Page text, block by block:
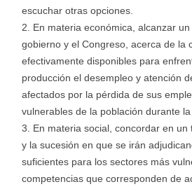
escuchar otras opciones.
En materia económica, alcanzar
gobierno y el Congreso, acerca de la
efectivamente disponibles para
producción el desempleo y atención
afectados por la pérdida de sus
vulnerables de la población durante
En materia social, concordar en
y la sucesión en que se irán
suficientes para los sectores más
competencias que corresponden de